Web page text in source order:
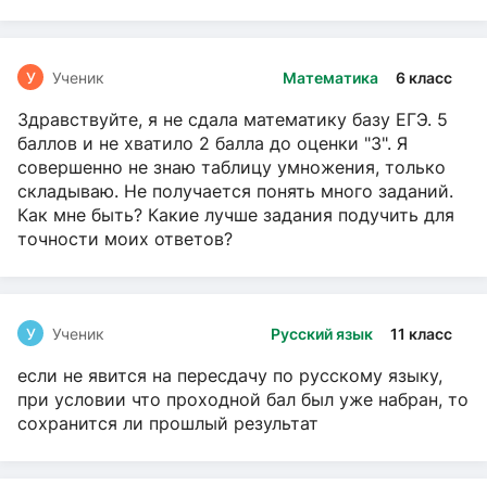
Математика 6 класс
У Ученик
Здравствуйте, я не сдала математику базу ЕГЭ. 5
баллов и не хватило 2 балла до оценки "3". Я
совершенно не знаю таблицу умножения, только
складываю. Не получается понять много заданий.
Как мне быть? Какие лучше задания подучить для
точности моих ответов?
Русский язык 11 класс
У Ученик
если не явится на пересдачу по русскому языку,
при условии что проходной бал был уже набран, то
сохранится ли прошлый результат